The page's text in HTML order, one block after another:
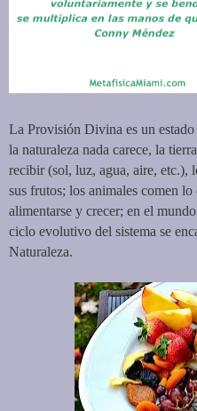
La Provisión Divina es un
la naturaleza nada carece, la
recibir (sol, luz, agua, aire, etc.),
sus frutos; los animales comen lo
alimentarse y crecer; en el
ciclo evolutivo del sistema se
Naturaleza.